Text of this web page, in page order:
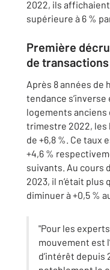
2022, ils
supérieure à 6 %
Première
de
Après 8 années de
tendance
logements anciens
trimestre 2022, les
de +6,8 %. Ce taux
+4,6 %
suivants. Au cours
2023, il n’était plus
diminuer à +0,5 %
"Pour les
mouvement est
d’intérêt depuis